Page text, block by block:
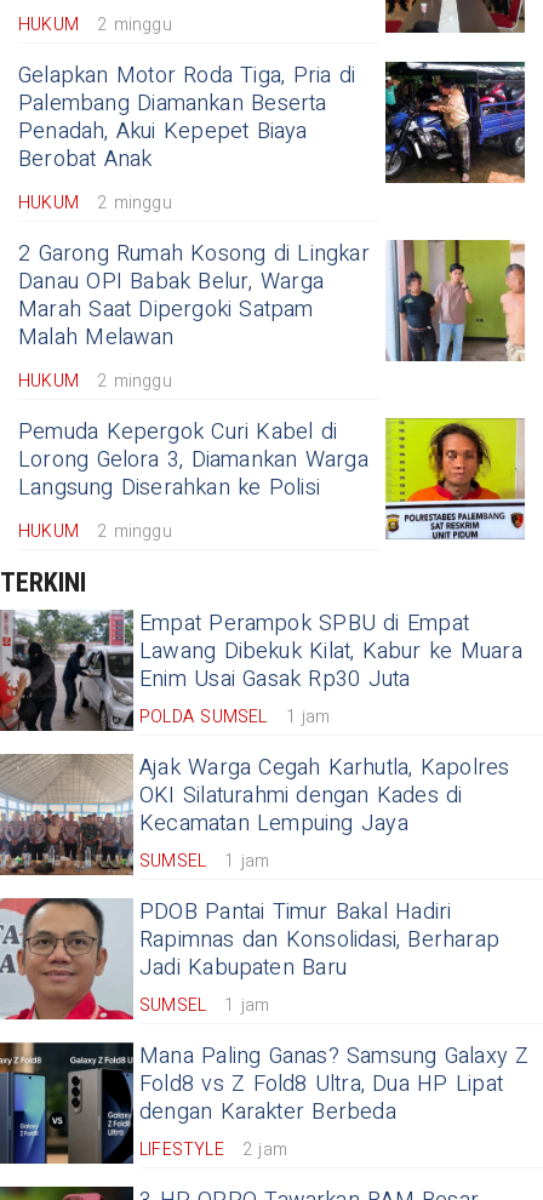
HUKUM 2 minggu
Gelapkan Motor Roda Tiga, Pria di
Palembang Diamankan Beserta
Penadah, Akui Kepepet Biaya
Berobat Anak
HUKUM 2 minggu
2 Garong Rumah Kosong di Lingkar
Danau OPI Babak Belur, Warga
Marah Saat Dipergoki Satpam
Malah Melawan
HUKUM 2 minggu
Pemuda Kepergok Curi Kabel di
Lorong Gelora 3, Diamankan Warga
Langsung Diserahkan ke Polisi
HUKUM 2 minggu
TERKINI
Empat Perampok SPBU di Empat
Lawang Dibekuk Kilat, Kabur ke Muara
Enim Usai Gasak Rp30 Juta
POLDA SUMSEL 1 jam
Ajak Warga Cegah Karhutla, Kapolres
OKI Silaturahmi dengan Kades di
Kecamatan Lempuing Jaya
SUMSEL 1 jam
PDOB Pantai Timur Bakal Hadiri
Rapimnas dan Konsolidasi, Berharap
Jadi Kabupaten Baru
SUMSEL 1 jam
Mana Paling Ganas? Samsung Galaxy Z
Fold8 vs Z Fold8 Ultra, Dua HP Lipat
dengan Karakter Berbeda
LIFESTYLE 2 jam